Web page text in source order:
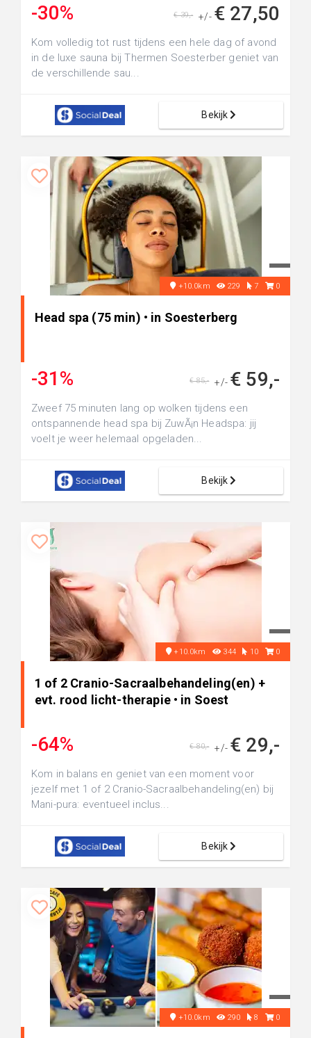
-30% +/- € 27,50
€ 39,-
Kom volledig tot rust tijdens een hele dag of avond
in de luxe sauna bij Thermen Soesterber geniet van
de verschillende sau...
Bekijk
+10.0km 229 7 0
Head spa (75 min) • in Soesterberg
-31% +/- € 59,-
€ 85,-
Zweef 75 minuten lang op wolken tijdens een
ontspannende head spa bij ZuwÃ¡n Headspa: jij
voelt je weer helemaal opgeladen...
Bekijk
+10.0km 344 10 0
1 of 2 Cranio-Sacraalbehandeling(en) +
evt. rood licht-therapie • in Soest
-64% +/- € 29,-
€ 80,-
Kom in balans en geniet van een moment voor
jezelf met 1 of 2 Cranio-Sacraalbehandeling(en) bij
Mani-pura: eventueel inclus...
Bekijk
+10.0km 290 8 0